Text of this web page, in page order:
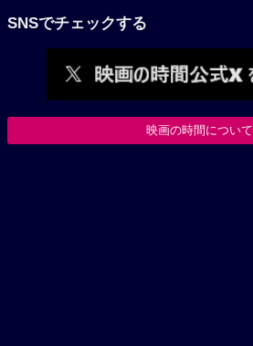
SNSでチェックする
映画の時間について